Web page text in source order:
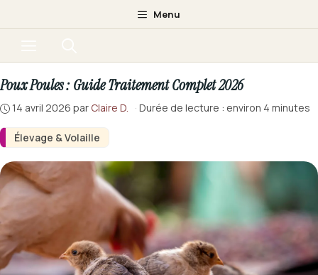
au
Menu
Élevage & Volaille
Poux Poules : Guide Traitement Complet 2026
14 avril 2026 par Claire D. · Durée de lecture : environ 4 minutes